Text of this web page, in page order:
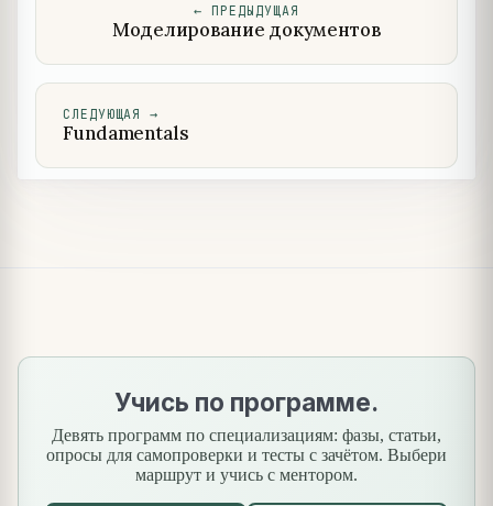
← ПРЕДЫДУЩАЯ
Моделирование документов
СЛЕДУЮЩАЯ →
Fundamentals
Учись по программе.
Девять программ по специализациям: фазы, статьи,
опросы для самопроверки и тесты с зачётом. Выбери
маршрут и учись с ментором.